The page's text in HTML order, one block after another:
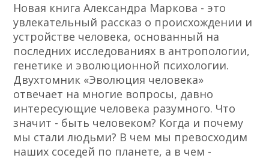
Новая книга Александра Маркова - это
увлекательный рассказ о происхождении и
устройстве человека, основанный на
последних исследованиях в антропологии,
генетике и эволюционной психологии.
Двухтомник «Эволюция человека»
отвечает на многие вопросы, давно
интересующие человека разумного. Что
значит - быть человеком? Когда и почему
мы стали людьми? В чем мы превосходим
наших соседей по планете, а в чем -